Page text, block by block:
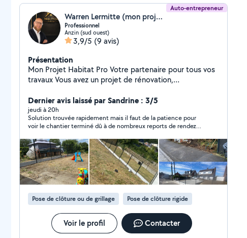
Auto-entrepreneur
Warren Lermitte (mon projet habitat)
Professionnel
Anzin (sud ouest)
3,9/5 (9 avis)
Présentation
Mon Projet Habitat Pro Votre partenaire pour tous vos
travaux Vous avez un projet de rénovation,
accompagnons de l'étude de votre projet jusqu'à la
réalisation, avec un seul interlocuteur pour un suivi
simple, rapide et efficace. Nos prestations :
Rénovation intérieure et extérieure Maçonnerie
Terrasse et dallage Clôture et portail Toiture Peinture
Plomberie Électricité Carrelage et faïence Placo,
isolation et finitions Aménagement extérieur et bien
plus encore. Pourquoi nous faire confiance ? Devis
gratuit et sans engagement Conseils personnalisés
selon votre budget Réseau d'artisans qualifiés Travail
soigné et respect des délais Accompagnement du
début à la fin de votre projet. Intervention rapide dans
votre secteur. Contactez-nous dès aujourd'hui pour
obtenir votre devis gratuit et donner vie à vos projets !
Dernier avis laissé par Sandrine : 3/5
jeudi à 20h
Solution trouvée rapidement mais il faut de la patience pour
voir le chantier terminé dû à de nombreux reports de rendez
Pose de clôture ou de grillage Pose de clôture rigide
Voir le profil Contacter